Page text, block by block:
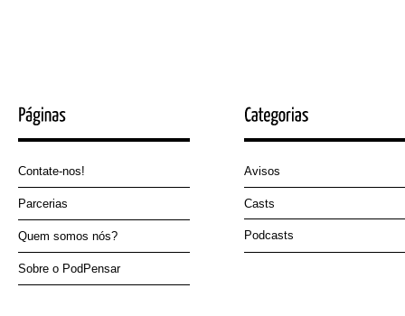
Contate-nos!
Parcerias
Quem somos nós?
Sobre o PodPensar
Avisos
Casts
Podcasts